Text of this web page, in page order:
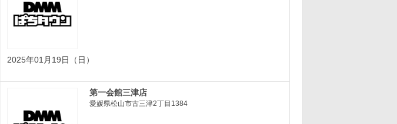
2025年01月19日（日）
第一会館三津店
愛媛県松山市古三津2丁目1384